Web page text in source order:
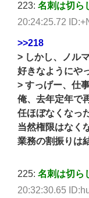
223: 名刺は切ら
20:24:25.72
>>218
> しかし、ノル
好きなようにや
> すっげー、仕
俺、去年定年で
任ほぼなくなっ
当然権限はなく
業務の割振りは
225: 名刺は切ら
20:32:30.65